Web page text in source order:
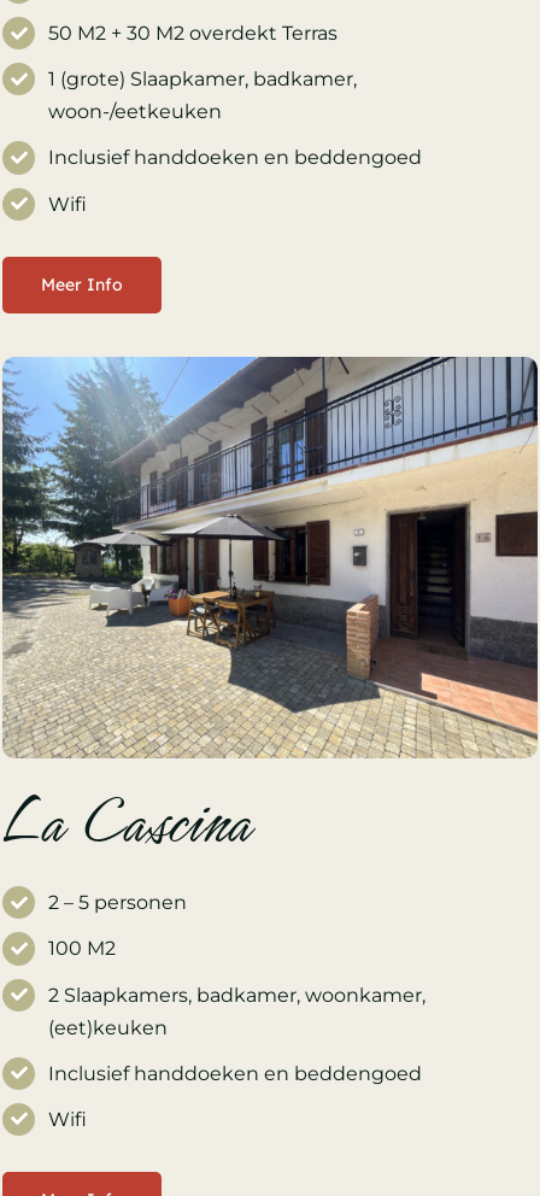
50 M2 + 30 M2 overdekt Terras
1 (grote) Slaapkamer, badkamer,
woon-/eetkeuken
Inclusief handdoeken en beddengoed
Wifi
Meer Info
La Cascina
2 – 5 personen
100 M2
2 Slaapkamers, badkamer, woonkamer,
(eet)keuken
Inclusief handdoeken en beddengoed
Wifi